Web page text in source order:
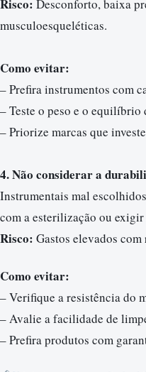
Risco: Desconforto, baixa
musculoesqueléticas.
Como evitar:
– Prefira instrumentos com
– Teste o peso e o
– Priorize marcas que
4. Não considerar a
Instrumentais mal
com a esterilização ou
Risco: Gastos elevados
Como evitar:
– Verifique a resistência do
– Avalie a facilidade de
– Prefira produtos com